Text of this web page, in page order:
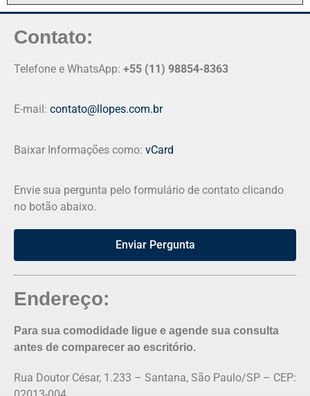
Contato:
Telefone e WhatsApp: +55 (11) 98854-8363
E-mail: contato@llopes.com.br
Baixar Informações como: vCard
Envie sua pergunta pelo formulário de contato clicando
no botão abaixo.
Enviar Pergunta
Endereço:
Para sua comodidade ligue e agende sua consulta
antes de comparecer ao escritório.
Rua Doutor César, 1.233 – Santana, São Paulo/SP – CEP: